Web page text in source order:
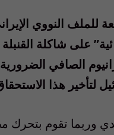
للملف النووي
على شاكلة
الصافي
وربما تقوم